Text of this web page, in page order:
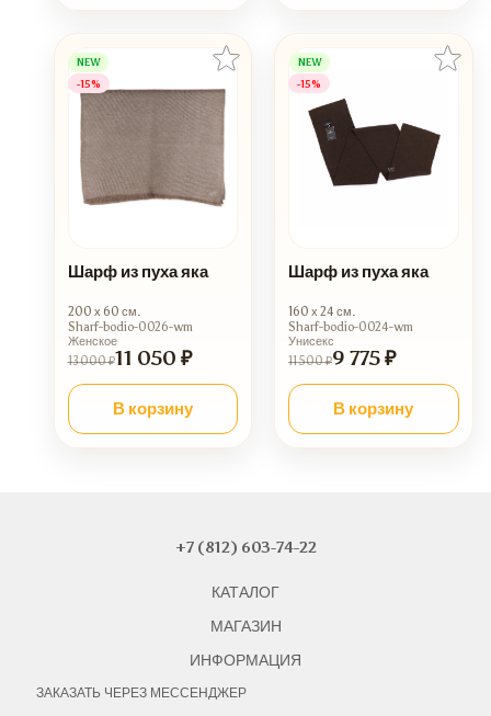
Шарф из пуха яка
200 х 60 см.
Sharf-bodio-0026-wm
Женское
13 000 ₽11 050 ₽
В корзину
NEW
-15%
Шарф из пуха яка
160 х 24 см.
Sharf-bodio-0024-wm
Унисекс
11 500 ₽9 775 ₽
В корзину
NEW
-15%
+7 (812) 603-74-22
КАТАЛОГ
МАГАЗИН
ИНФОРМАЦИЯ
ЗАКАЗАТЬ ЧЕРЕЗ МЕССЕНДЖЕР